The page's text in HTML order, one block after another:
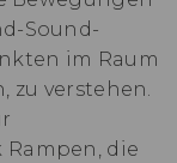
Sound-
im Raum
zu verstehen.
die